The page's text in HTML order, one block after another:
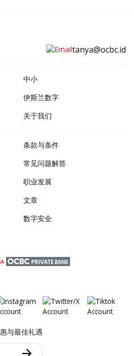
tanya@ocbc.id
中小
伊斯兰数字
关于我们
条款与条件
常见问题解答
职业发展
文章
数字安全
与最佳礼遇